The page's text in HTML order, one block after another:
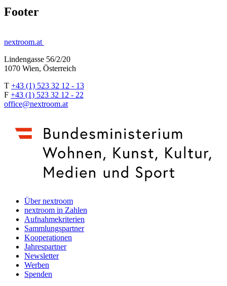
Footer
nextroom.at
Lindengasse 56/2/20
1070 Wien, Österreich
T +43 (1) 523 32 12 - 13
F +43 (1) 523 32 12 - 22
office@nextroom.at
Über nextroom
nextroom in Zahlen
Aufnahmekriterien
Sammlungspartner
Kooperationen
Jahrespartner
Newsletter
Werben
Spenden